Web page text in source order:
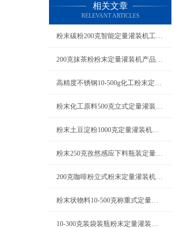
相关文章
RELEVANT ARTICLES
粉末碳粉200克智能定量灌装机工厂生产
200克抹茶粉粉末定量灌装机产品简介
高精度不锈钢10-500g化工粉末定量灌装机操作简单
粉末化工原料500克立式定量灌装机参数
粉末土豆淀粉1000克定量灌装机厂家
粉末250克孜然感应下料瓶装定量灌装机设备
200克咖啡粉立式粉末定量灌装机简介
粉末状物料10-500克称重式定量灌装机操作简单
10-300克装袋装瓶粉末定量灌装机简介